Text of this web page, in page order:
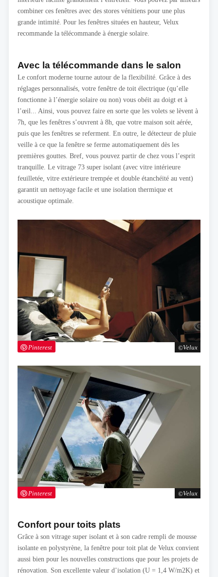
Velux
Pinterest
Velux
Pinterest
combiner ces fenêtres avec des stores vénitiens pour une plus
grande intimité. Pour les fenêtres situées en hauteur, Velux
recommande la télécommande à énergie solaire.
Avec la télécommande dans le salon
Le confort moderne tourne autour de la flexibilité. Grâce à des
réglages personnalisés, votre fenêtre de toit électrique (qu’elle
fonctionne à l’énergie solaire ou non) vous obéit au doigt et à
l’œil... Ainsi, vous pouvez faire en sorte que les volets se lèvent à
7h, que les fenêtres s’ouvrent à 8h, que votre maison soit aérée,
puis que les fenêtres se referment. En outre, le détecteur de pluie
veille à ce que la fenêtre se ferme automatiquement dès les
premières gouttes. Bref, vous pouvez partir de chez vous l’esprit
tranquille. Le vitrage 73 super isolant (avec vitre intérieure
feuilletée, vitre extérieure trempée et double étanchéité au vent)
garantit un nettoyage facile et une isolation thermique et
acoustique optimale.
Confort pour toits plats
Grâce à son vitrage super isolant et à son cadre rempli de mousse
isolante en polystyrène, la fenêtre pour toit plat de Velux convient
aussi bien pour les nouvelles constructions que pour les projets de
rénovation. Son excellente valeur d’isolation (U = 1,4 W/m2K) et